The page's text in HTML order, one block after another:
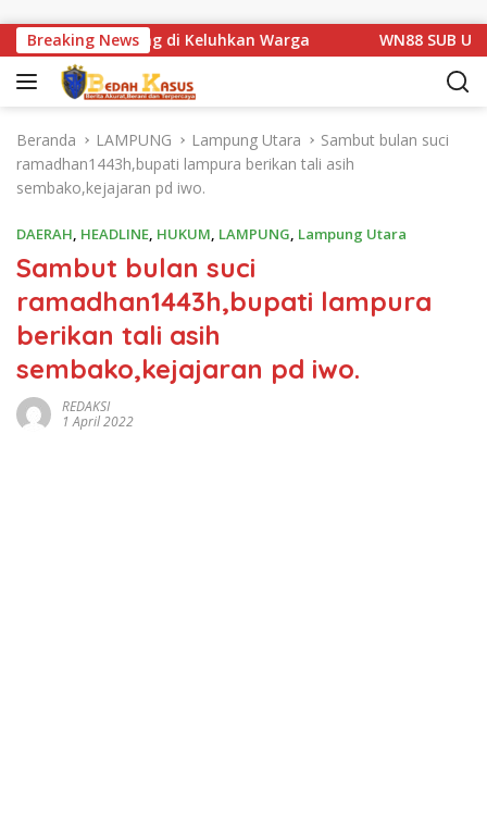
Breaking News
1 Basarang di Keluhkan Warga WN88 SUB UNIT
Beranda LAMPUNG Lampung Utara
Sambut bulan suci
ramadhan1443h,bupati lampura berikan tali asih
sembako,kejajaran pd iwo.
DAERAH, HEADLINE, HUKUM, LAMPUNG, Lampung Utara
Sambut bulan suci
ramadhan1443h,bupati lampura
berikan tali asih
sembako,kejajaran pd iwo.
REDAKSI
1 April 2022